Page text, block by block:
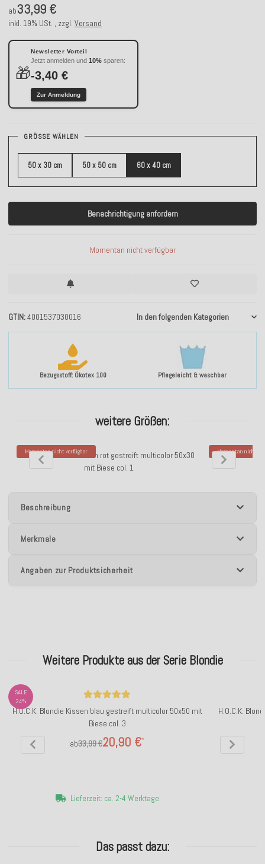
Bezugsstoff: Ökotex 100 Pflegeleicht & waschbar
GTIN 4001537030016 In den folgenden Kategorien
ab33,99 €
inkl. 19% USt. , zzgl. Versand
🎁
Newsletter Vorteil
Jetzt anmelden und 10% sparen:
-3,40 €
Zur Anmeldung
GRÖSSE WÄHLEN
50 x 30 cm 50 x 50 cm 60 x 40 cm
Benachrichtigung anfordern
Momentan nicht verfügbar
weitere Größen:
Momentan nicht verfügbar
H.O.C.K. Blondie Kissen rot gestreift multicolor 50x30
mit Biese col. 1
Momentan nicht
H.O.C.K.
Beschreibung
Merkmale
Angaben zur Produktsicherheit
Weitere Produkte aus der Serie Blondie
SALE
24%
H.O.C.K. Blondie Kissen blau gestreift multicolor 50x50 mit
Biese col. 3
ab
20,90 €*
33,99 €
Lieferzeit: ca. 2-4 Werktage
H.O.C.K.
Das passt dazu: